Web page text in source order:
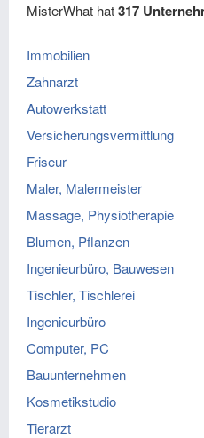
MisterWhat hat317
Immobilien
Zahnarzt
Autowerkstatt
Versicherungsvermittlung
Friseur
Maler, Malermeister
Massage, Physiotherapie
Blumen, Pflanzen
Ingenieurbüro, Bauwesen
Tischler, Tischlerei
Ingenieurbüro
Computer, PC
Bauunternehmen
Kosmetikstudio
Tierarzt